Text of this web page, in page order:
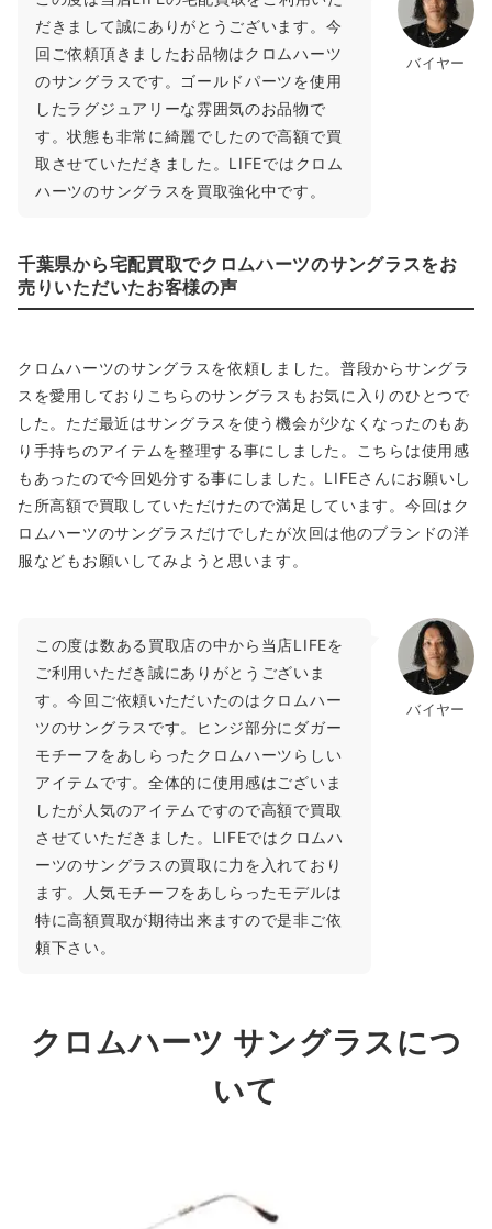
バイヤー
だきまして誠にありがとうございます。今
回ご依頼頂きましたお品物はクロムハーツ
のサングラスです。ゴールドパーツを使用
したラグジュアリーな雰囲気のお品物で
す。状態も非常に綺麗でしたので高額で買
取させていただきました。LIFEではクロム
ハーツのサングラスを買取強化中です。
千葉県から宅配買取でクロムハーツのサングラスをお
売りいただいたお客様の声
クロムハーツのサングラスを依頼しました。普段からサングラ
スを愛用しておりこちらのサングラスもお気に入りのひとつで
した。ただ最近はサングラスを使う機会が少なくなったのもあ
り手持ちのアイテムを整理する事にしました。こちらは使用感
もあったので今回処分する事にしました。LIFEさんにお願いし
た所高額で買取していただけたので満足しています。今回はク
ロムハーツのサングラスだけでしたが次回は他のブランドの洋
服などもお願いしてみようと思います。
バイヤー
この度は数ある買取店の中から当店LIFEを
ご利用いただき誠にありがとうございま
す。今回ご依頼いただいたのはクロムハー
ツのサングラスです。ヒンジ部分にダガー
モチーフをあしらったクロムハーツらしい
アイテムです。全体的に使用感はございま
したが人気のアイテムですので高額で買取
させていただきました。LIFEではクロムハ
ーツのサングラスの買取に力を入れており
ます。人気モチーフをあしらったモデルは
特に高額買取が期待出来ますので是非ご依
頼下さい。
クロムハーツ サングラスにつ
いて